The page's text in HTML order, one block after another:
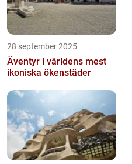
28 september 2025
Äventyr i världens mest
ikoniska ökenstäder